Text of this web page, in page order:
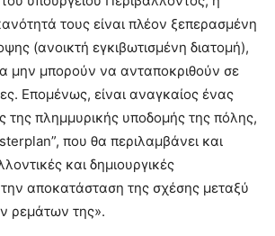
τους είναι πλέον ξεπερασμένη
(ανοικτή εγκιβωτισμένη διατομή),
μην μπορούν να ανταποκριθούν σε
Επομένως, είναι αναγκαίος ένας
της πλημμυρικής υποδομής της πόλης,
που θα περιλαμβάνει και
και δημιουργικές
αποκατάσταση της σχέσης μεταξύ
ρεμάτων της».